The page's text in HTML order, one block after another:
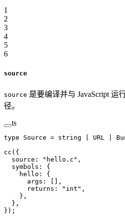
1
2
3
4
5
6
source
source 是要编译并与 JavaScript 运
径。
ts
type Source = string URL
cc ({
  source:
"hello.c" ,
  symbols: {
    hello: {
      args: [],
      returns:
"int" ,
    },
  },
});